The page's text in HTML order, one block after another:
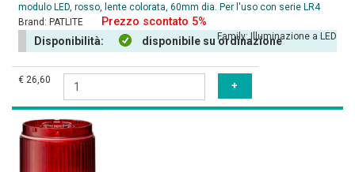
modulo LED, rosso, lente colorata, 60mm dia. Per l'uso con serie LR4
Brand: PATLITE Prezzo scontato 5%
Family:Illuminazione a LED
Disponibilità: disponibile su ordinazione
€ 26,60